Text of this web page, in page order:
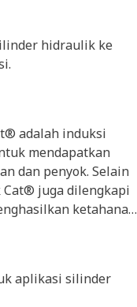
hidraulik ke
adalah induksi
mendapatkan
dan penyok. Selain
juga dilengkapi
ketahanan
aplikasi silinder